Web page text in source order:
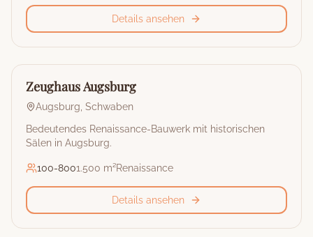
Details ansehen
🏰
Museum & Kulturstätte
Zeughaus Augsburg
Augsburg Schwaben
Bedeutendes Renaissance-Bauwerk mit historischen
Sälen in Augsburg.
100-8001.500 m²Renaissance
Details ansehen